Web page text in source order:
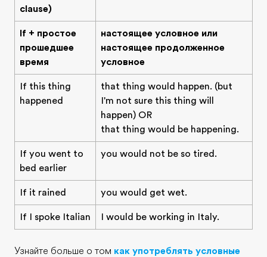
clause)
If + простое
прошедшее
время
настоящее условное или
настоящее продолженное
условное
If this thing
happened
that thing would happen. (but
I'm not sure this thing will
happen) OR
that thing would be happening.
If you went to
bed earlier
you would not be so tired.
If it rained you would get wet.
If I spoke Italian I would be working in Italy.
Узнайте больше о том как употреблять условные